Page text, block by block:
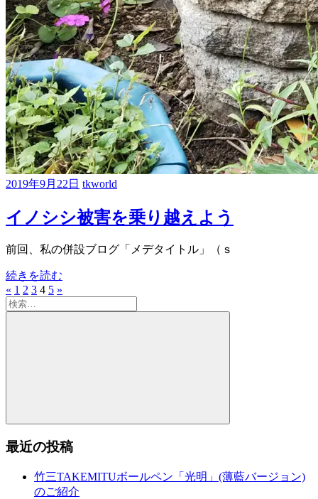
2019年9月22日 tkworld
イノシシ被害を乗り越えよう
前回、私の併設ブログ「メデタイトル」（ｓ
続きを読む
投
稿
り
« 前
の
1 2 3 4 5 次
»
検
検
最近の投稿
竹三TAKEMITUボールペン「光明」(薄藍バージョン)
のご紹介